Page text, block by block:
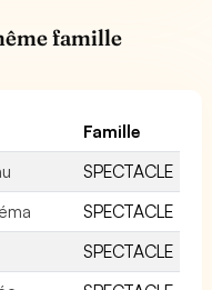
famille
Famille
SPECTACLE
SPECTACLE
SPECTACLE